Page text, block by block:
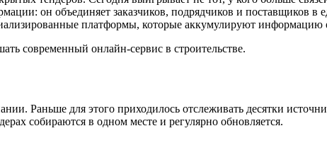
он объединяет заказчиков, подрядчиков и поставщиков
платформы, которые аккумулируют информацию
современный онлайн-сервис в строительстве.
Раньше для этого приходилось отслеживать десятки
собираются в одном месте и регулярно обновляется.